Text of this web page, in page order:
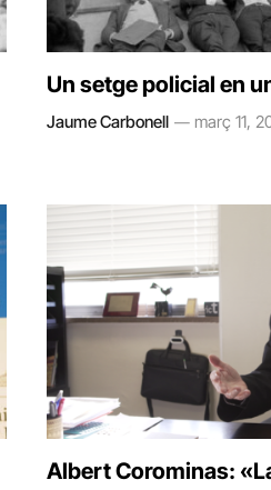
Un setge policial en
Jaume Carbonell març 11,
Albert Corominas: